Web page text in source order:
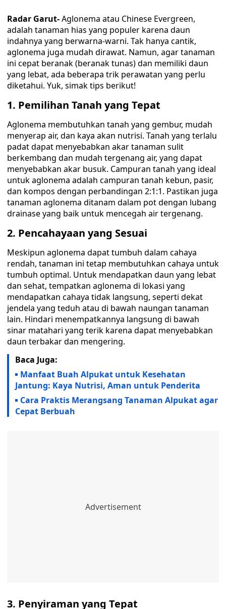
Radar Garut-Aglonema atau Chinese Evergreen,
adalah tanaman hias yang populer karena daun
indahnya yang berwarna-warni. Tak hanya cantik,
aglonema juga mudah dirawat. Namun, agar tanaman
ini cepat beranak (beranak tunas) dan memiliki daun
yang lebat, ada beberapa trik perawatan yang perlu
diketahui. Yuk, simak tips berikut!
1. Pemilihan Tanah yang Tepat
Aglonema membutuhkan tanah yang gembur, mudah
menyerap air, dan kaya akan nutrisi. Tanah yang terlalu
padat dapat menyebabkan akar tanaman sulit
berkembang dan mudah tergenang air, yang dapat
menyebabkan akar busuk. Campuran tanah yang ideal
untuk aglonema adalah campuran tanah kebun, pasir,
dan kompos dengan perbandingan 2:1:1. Pastikan juga
tanaman aglonema ditanam dalam pot dengan lubang
drainase yang baik untuk mencegah air tergenang.
2. Pencahayaan yang Sesuai
Meskipun aglonema dapat tumbuh dalam cahaya
rendah, tanaman ini tetap membutuhkan cahaya untuk
tumbuh optimal. Untuk mendapatkan daun yang lebat
dan sehat, tempatkan aglonema di lokasi yang
mendapatkan cahaya tidak langsung, seperti dekat
jendela yang teduh atau di bawah naungan tanaman
lain. Hindari menempatkannya langsung di bawah
sinar matahari yang terik karena dapat menyebabkan
daun terbakar dan mengering.
Baca Juga:
Manfaat Buah Alpukat untuk Kesehatan
Jantung: Kaya Nutrisi, Aman untuk Penderita
Cara Praktis Merangsang Tanaman Alpukat agar
Cepat Berbuah
3. Penyiraman yang Tepat